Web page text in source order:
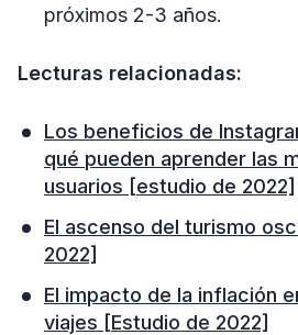
próximos 2-3 años.
Lecturas relacionadas:
Los beneficios de
qué pueden aprender las
usuarios [estudio de 2022]
El ascenso del turismo
2022]
El impacto de la inflación
viajes [Estudio de 2022]